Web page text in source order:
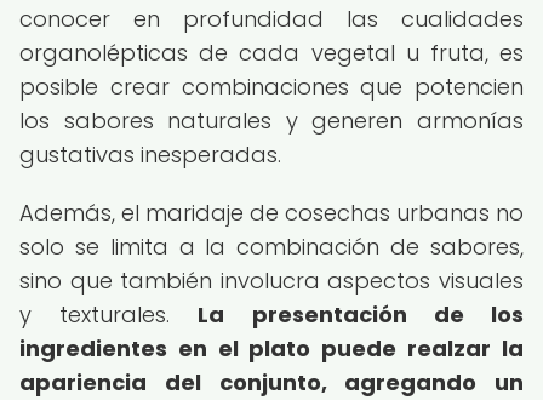
conocer en profundidad las cualidades
organolépticas de cada vegetal u fruta, es
posible crear combinaciones que potencien
los sabores naturales y generen armonías
gustativas inesperadas.
Además, el maridaje de cosechas urbanas no
solo se limita a la combinación de sabores,
sino que también involucra aspectos visuales
y texturales. La presentación de los
ingredientes en el plato puede realzar la
apariencia del conjunto, agregando un